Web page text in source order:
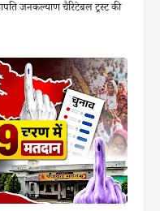
जनकल्याण चैरिटेबल ट्रस्ट की